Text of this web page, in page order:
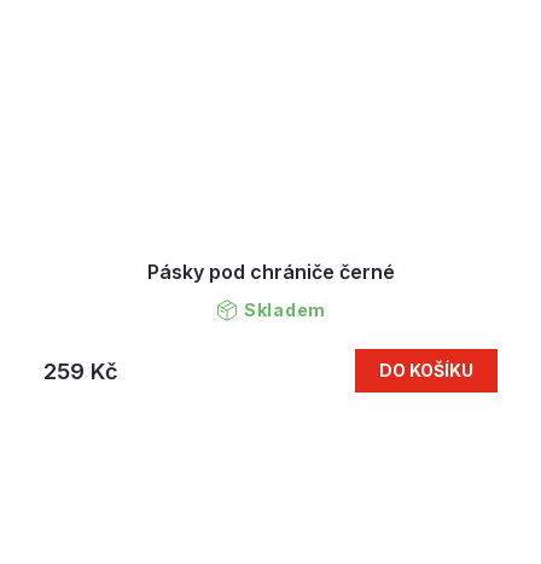
Pásky pod chrániče černé
Skladem
259 Kč DO KOŠÍKU